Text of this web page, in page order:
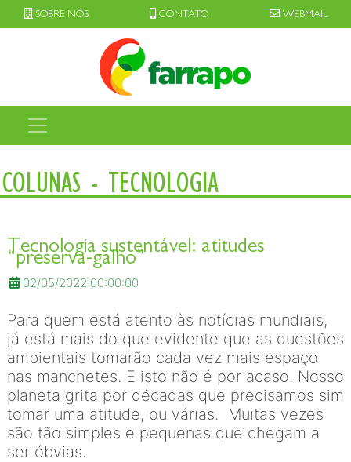
SOBRE NÓS CONTATO WEBMAIL
COLUNAS - TECNOLOGIA
Tecnologia sustentável: atitudes
“preserva-galho”
02/05/2022 00:00:00
Para quem está atento às notícias mundiais,
já está mais do que evidente que as questões
ambientais tomarão cada vez mais espaço
nas manchetes. E isto não é por acaso. Nosso
planeta grita por décadas que precisamos sim
tomar uma atitude, ou várias. Muitas vezes
são tão simples e pequenas que chegam a
ser óbvias.